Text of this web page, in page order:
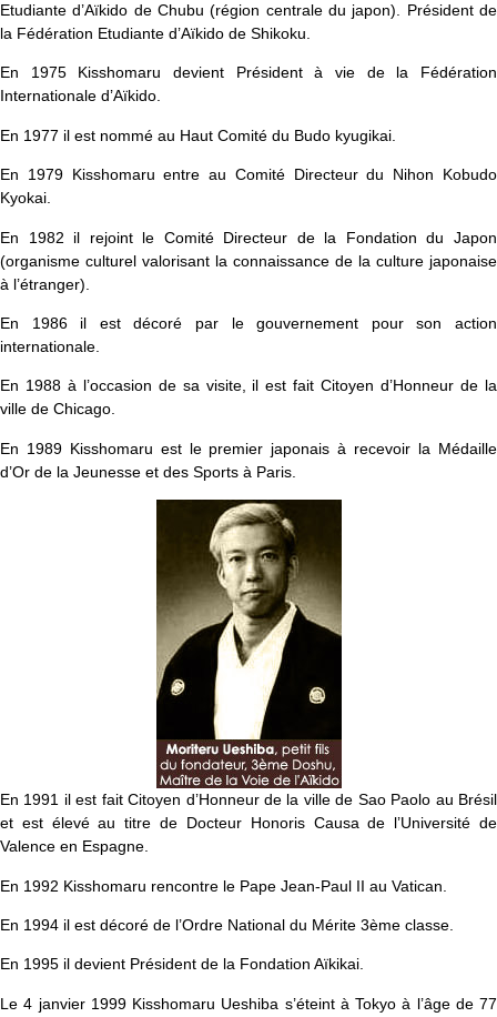
Etudiante d’Aïkido de Chubu (région centrale du japon). Président de
la Fédération Etudiante d’Aïkido de Shikoku.
En 1975 Kisshomaru devient Président à vie de la Fédération
Internationale d’Aïkido.
En 1977 il est nommé au Haut Comité du Budo kyugikai.
En 1979 Kisshomaru entre au Comité Directeur du Nihon Kobudo
Kyokai.
En 1982 il rejoint le Comité Directeur de la Fondation du Japon
(organisme culturel valorisant la connaissance de la culture japonaise
à l’étranger).
En 1986 il est décoré par le gouvernement pour son action
internationale.
En 1988 à l’occasion de sa visite, il est fait Citoyen d’Honneur de la
ville de Chicago.
En 1989 Kisshomaru est le premier japonais à recevoir la Médaille
d’Or de la Jeunesse et des Sports à Paris.
En 1991 il est fait Citoyen d’Honneur de la ville de Sao Paolo au Brésil
et est élevé au titre de Docteur Honoris Causa de l’Université de
Valence en Espagne.
En 1992 Kisshomaru rencontre le Pape Jean-Paul II au Vatican.
En 1994 il est décoré de l’Ordre National du Mérite 3ème classe.
En 1995 il devient Président de la Fondation Aïkikai.
Le 4 janvier 1999 Kisshomaru Ueshiba s’éteint à Tokyo à l’âge de 77